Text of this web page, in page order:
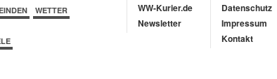
WETTER
WW-Kurier.de
Newsletter
Datenschutz
Impressum
Kontakt